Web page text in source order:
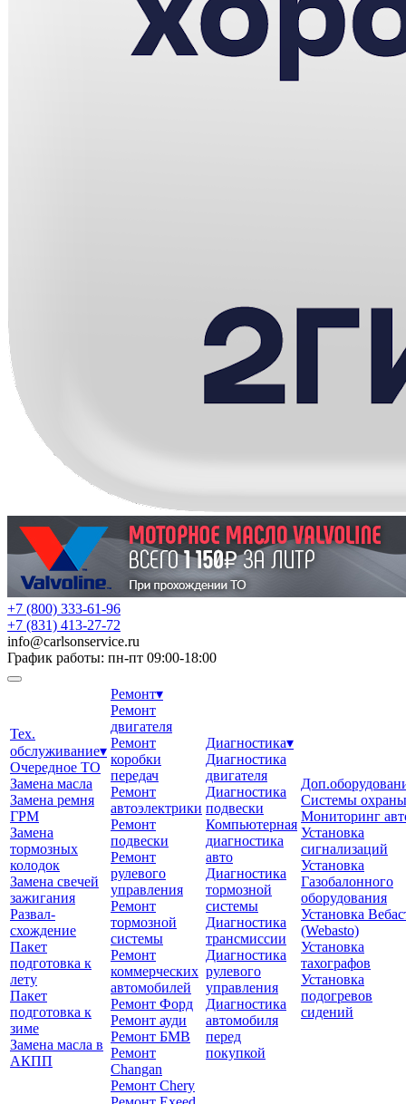
+7 (800) 333-61-96
+7 (831) 413-27-72
info@carlsonservice.ru
График работы: пн-пт 09:00-18:00
Тех.
обслуживание▾
Очередное ТО
Замена масла
Замена ремня
ГРМ
Замена
тормозных
колодок
Замена свечей
зажигания
Развал-
схождение
Пакет
подготовка к
лету
Пакет
подготовка к
зиме
Замена масла в
АКПП
Ремонт▾
Ремонт
двигателя
Ремонт
коробки
передач
Ремонт
автоэлектрики
Ремонт
подвески
Ремонт
рулевого
управления
Ремонт
тормозной
системы
Ремонт
коммерческих
автомобилей
Ремонт Форд
Ремонт ауди
Ремонт БМВ
Ремонт
Changan
Ремонт Chery
Диагностика▾
Диагностика
двигателя
Диагностика
подвески
Компьютерная
диагностика
авто
Диагностика
тормозной
системы
Диагностика
трансмиссии
Диагностика
рулевого
управления
Диагностика
автомобиля
перед
покупкой
Системы охраны
Мониторинг
Установка
сигнализаций
Установка
Газобалонного
оборудования
Установка
(Webasto)
Установка
тахографов
Установка
подогревов
сидений